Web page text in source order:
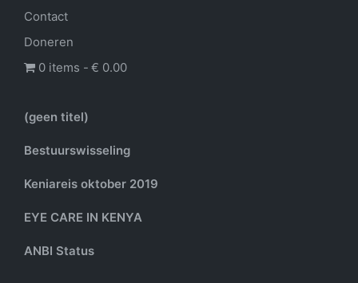
Contact
Doneren
0 items
€ 0.00
(geen titel)
Bestuurswisseling
Keniareis oktober 2019
EYE CARE IN KENYA
ANBI Status